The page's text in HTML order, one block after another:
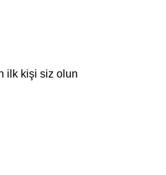
ilk kişi siz olun